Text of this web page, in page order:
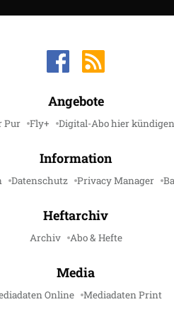
Angebote
Pur Fly+ Digital-Abo hier kündigen
Information
Datenschutz Privacy Manager
Heftarchiv
Archiv Abo & Hefte
Media
Online Mediadaten Print